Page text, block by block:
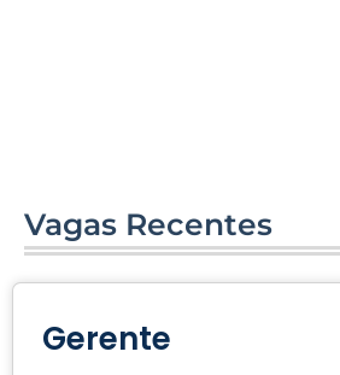
Vagas Recentes
Gerente